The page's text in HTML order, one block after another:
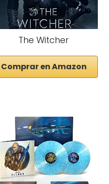
The Witcher
Comprar en Amazon